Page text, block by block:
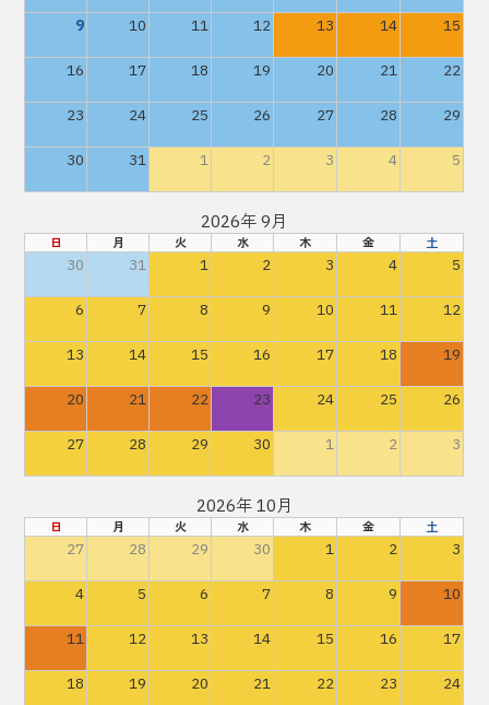
9 10 11 12 13 14 15
16 17 18 19 20 21 22
23 24 25 26 27 28 29
30 31 1 2 3 4 5
2026年 9月
日 月 火 水 木 金 土
30 31 1 2 3 4 5
6 7 8 9 10 11 12
13 14 15 16 17 18 19
20 21 22 23 24 25 26
27 28 29 30 1 2 3
2026年 10月
日 月 火 水 木 金 土
27 28 29 30 1 2 3
4 5 6 7 8 9 10
11 12 13 14 15 16 17
18 19 20 21 22 23 24